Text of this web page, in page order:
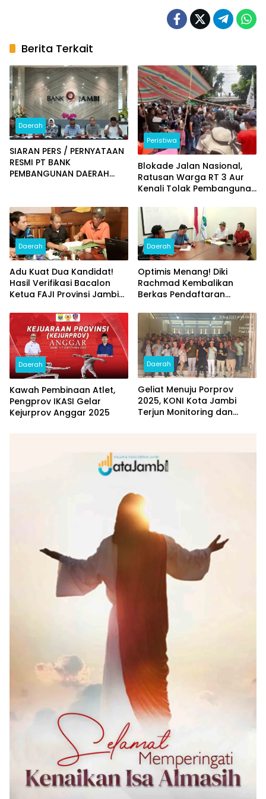
Berita Terkait
Daerah
SIARAN PERS / PERNYATAAN
RESMI PT BANK
PEMBANGUNAN DAERAH
Peristiwa
Blokade Jalan Nasional,
Ratusan Warga RT 3 Aur
Kenali Tolak Pembangunan
SAS
Daerah
Adu Kuat Dua Kandidat!
Hasil Verifikasi Bacalon
Ketua FAJI Provinsi Jambi
Daerah
Optimis Menang! Diki
Rachmad Kembalikan
Berkas Pendaftaran
Provinsi Jambi
Daerah
Kawah Pembinaan Atlet,
Pengprov IKASI Gelar
Kejurprov Anggar 2025
Daerah
Geliat Menuju Porprov
2025, KONI Kota Jambi
Terjun Monitoring dan